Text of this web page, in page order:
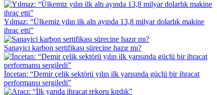
Yılmaz: “Ülkemiz yılın ilk altı ayında 13,8 milyar dolarlık makine
ihraç etti”
Sanayici karbon sertifikası sürecine hazır mı?
İncetan: “Demir çelik sektörü yılın ilk yarısında güçlü bir ihracat
performansı sergiledi”